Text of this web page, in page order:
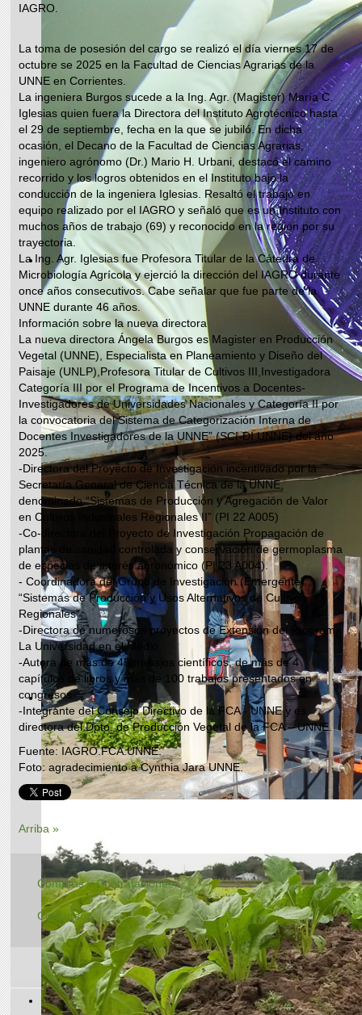
IAGRO.
La toma de posesión del cargo se realizó el día viernes 17 de
octubre se 2025 en la Facultad de Ciencias Agrarias de la
UNNE en Corrientes.
La ingeniera Burgos sucede a la Ing. Agr. (Magister) María C.
Iglesias quien fuera la Directora del Instituto Agrotécnico hasta
el 29 de septiembre, fecha en la que se jubiló. En dicha
ocasión, el Decano de la Facultad de Ciencias Agrarias,
ingeniero agrónomo (Dr.) Mario H. Urbani, destacó el camino
recorrido y los logros obtenidos en el Instituto bajo la
conducción de la ingeniera Iglesias. Resaltó el trabajo en
equipo realizado por el IAGRO y señaló que es un Instituto con
muchos años de trabajo (69) y reconocido en la región por su
trayectoria.
La Ing. Agr. Iglesias fue Profesora Titular de la Cátedra de
Microbiología Agrícola y ejerció la dirección del IAGRO durante
once años consecutivos. Cabe señalar que fue parte de la
UNNE durante 46 años.
Información sobre la nueva directora
La nueva directora Ángela Burgos es Magister en Producción
Vegetal (UNNE), Especialista en Planeamiento y Diseño del
Paisaje (UNLP),Profesora Titular de Cultivos III,Investigadora
Categoría III por el Programa de Incentivos a Docentes-
Investigadores de Universidades Nacionales y Categoría II por
la convocatoria del Sistema de Categorización Interna de
Docentes Investigadores de la UNNE” (SCI-DI UNNE) del año
2025.
-Directora del Proyecto de Investigación incentivado por la
Secretaría General de Ciencia Técnica de la UNNE,
denominado “Sistemas de Producción y Agregación de Valor
en Cultivos Industriales Regionales II” (PI 22 A005)
-Co-directora del Proyecto de Investigación Propagación de
plantas de sanidad controlada y conservación de germoplasma
de especies de interés agronómico (PI 23 A004).
- Coordinadora del Grupo de Investigación (Emergente)
“Sistemas de Producción y Usos Alternativos de Cultivos
Regionales”.
-Directora de numerosos proyectos de Extensión del Programa
La Universidad en el Medio.
-Autora de más de 45 trabajos científicos, de más de 4
capítulos de libros y más de 100 trabajos presentados en
congresos.
-Integrante del Consejo Directivo de la FCA - UNNE y es
directora del Dpto. de Producción Vegetal de la FCA – UNNE.
Fuente: IAGRO.FCA.UNNE.
Foto: agradecimiento a Cynthia Jara UNNE.
Arriba »
Compras y Contrataciones
Concursos